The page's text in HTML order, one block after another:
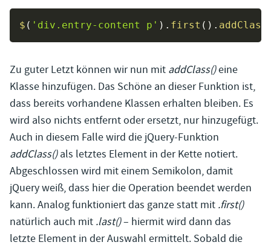
$ ( 'div.entry-content p' ) . first ( ) . addClass
Zu guter Letzt können wir nun mit addClass()eine
Klasse hinzufügen. Das Schöne an dieser Funktion ist,
dass bereits vorhandene Klassen erhalten bleiben. Es
wird also nichts entfernt oder ersetzt, nur hinzugefügt.
Auch in diesem Falle wird die jQuery-Funktion
addClass()als letztes Element in der Kette notiert.
Abgeschlossen wird mit einem Semikolon, damit
jQuery weiß, dass hier die Operation beendet werden
kann. Analog funktioniert das ganze statt mit .first()
natürlich auch mit .last()– hiermit wird dann das
letzte Element in der Auswahl ermittelt. Sobald die